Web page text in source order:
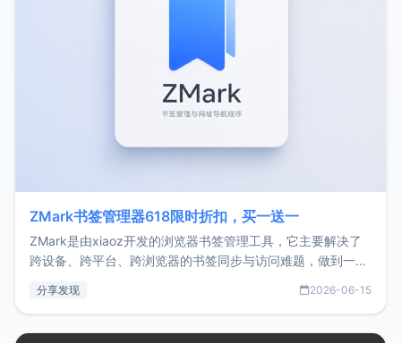
ZMark书签管理器618限时折扣，买一送一
ZMark是由xiaoz开发的浏览器书签管理工具，它主要解决了
跨设备、跨平台、跨浏览器的书签同步与访问难题，做到一处
用，让管理更高效。ZMark官网地址：
分享发现 2026-06-15